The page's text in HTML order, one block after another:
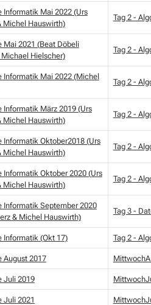
Informatik Mai 2022 (Urs
Michel Hauswirth)
Tag 2 -
Mai 2021 (Beat Döbeli
Michael Hielscher)
Tag 2 -
Informatik Mai 2022 (Michel
Tag 2 -
Informatik März 2019 (Urs
Michel Hauswirth)
Tag 2 -
Informatik Oktober2018 (Urs
Michel Hauswirth)
Tag 2 -
Informatik Oktober 2020 (Urs
Michel Hauswirth)
Tag 2 -
Informatik September 2020
& Michel Hauswirth)
Tag 3 -
Informatik (Okt 17) Tag 2 -
August 2017
Juli 2019
Juli 2021